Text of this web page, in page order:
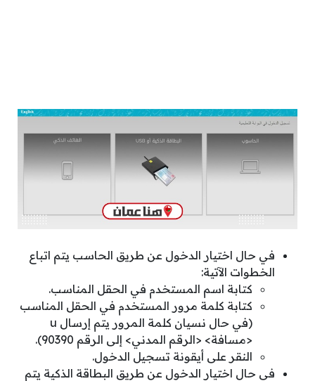
في حال اختيار الدخول عن طريق الحاسب يتم اتباع
الخطوات الآتية:
كتابة اسم المستخدم في الحقل المناسب.
كتابة كلمة مرور المستخدم في الحقل المناسب
(في حال نسيان كلمة المرور يتم إرسال u
<مسافة> <الرقم المدني> إلى الرقم 90390).
النقر على أيقونة تسجيل الدخول.
في حال اختيار الدخول عن طريق البطاقة الذكية يتم